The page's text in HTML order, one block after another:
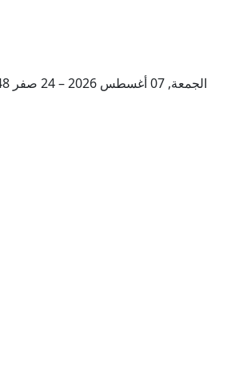
الجمعة, 07 أغسطس 2026 – 24 صفر 1448 هـ